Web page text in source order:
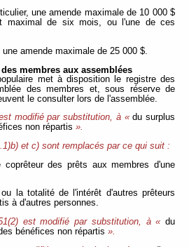
une amende maximale de 10 000 $
maximal de six mois, ou l'une de ces
amende maximale de 25 000 $.
membres aux assemblées
met à disposition le registre des
des membres et, sous réserve de
le consulter lors de l'assemblée.
modifié par substitution, à «du surplus
non répartis ».
et c) sont remplacés par ce qui suit :
des prêts aux membres d'une
la totalité de l'intérêt d'autres prêteurs
à d'autres personnes.
est modifié par substitution, à « du
bénéfices non répartis ».